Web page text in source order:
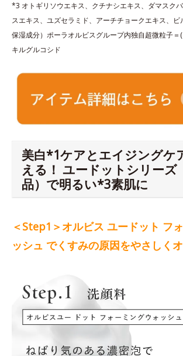
*3 オトギリソウエキス、クチナシエキス、ダマスク
スエキス、ユズセラミド、アーチチョークエキス、
保湿成分）ポーラオルビスグループ内独自超微粒子
キルグルコシド
美白*1ケアとエイジングケ
える！ ユードットシリーズ
品）で明るい*3素肌に
＜Step1＞オルビス ユードット フ
ッシュ でくすみの原因をやさしく